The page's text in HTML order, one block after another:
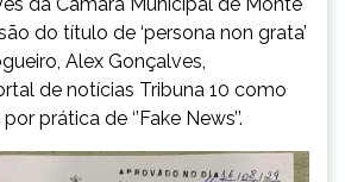
do título de ‘persona non grata’
Alex Gonçalves,
de notícias Tribuna 10 como
prática de ‘’Fake News’’.